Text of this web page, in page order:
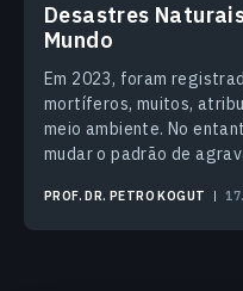
Desastres
Mundo
Em 2023, foram
mortíferos, muitos,
meio ambiente. No
mudar o padrão de
PROF. DR. PETRO KOGUT